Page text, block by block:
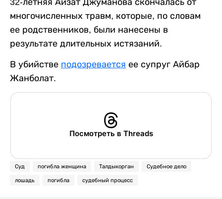
32-летняя Айзат Джуманова скончалась от
многочисленных травм, которые, по словам
ее родственников, были нанесены в
результате длительных истязаний.
В убийстве подозревается ее супруг Айбар
Жанболат.
Посмотреть в Threads
Суд погибла женщина Талдыкорган Судебное дело
лошадь погибла судебный процесс